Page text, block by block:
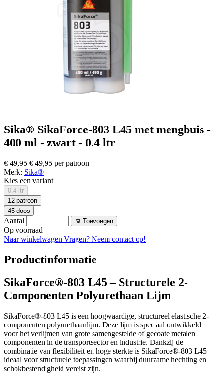
Sika® SikaForce-803 L45 met mengbuis -
400 ml - zwart - 0.4 ltr
€ 49,95 € 49,95 per patroon
Merk: Sika®
Kies een variant
0.4 ltr
12 patroon
45 doos
Aantal Toevoegen
Op voorraad
Naar winkelwagen Vragen? Neem contact op!
Productinformatie
SikaForce®-803 L45 – Structurele 2-
Componenten Polyurethaan Lijm
SikaForce®-803 L45 is een hoogwaardige, structureel elastische 2-
componenten polyurethaanlijm. Deze lijm is speciaal ontwikkeld
voor het verlijmen van grote samengestelde of gecoate metalen
componenten in de transportsector en industrie. Dankzij de
combinatie van flexibiliteit en hoge sterkte is SikaForce®-803 L45
ideaal voor structurele toepassingen waarbij duurzame hechting en
schokbestendigheid vereist zijn.